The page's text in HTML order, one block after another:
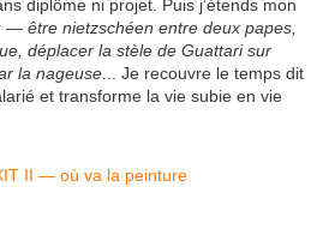
diplôme ni projet. Puis j’étends mon
— être nietzschéen entre deux papes,
déplacer la stèle de Guattari sur
la nageuse.
.. Je recouvre le temps dit
et transforme la vie subie en vie